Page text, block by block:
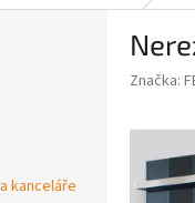
kanceláře
Značka: